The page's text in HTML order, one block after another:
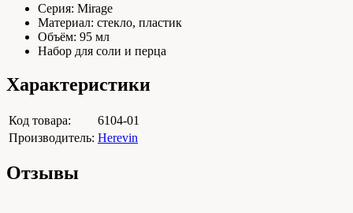
Серия: Mirage
Материал: стекло, пластик
Объём: 95 мл
Набор для соли и перца
Характеристики
Код товара:
6104-01
Производитель: Herevin
Отзывы